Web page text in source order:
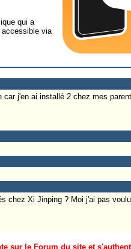
qui a
accessible via
j'en ai installé 2 chez mes
chez Xi Jinping ? Moi j'ai pas
sur le Forum du site et